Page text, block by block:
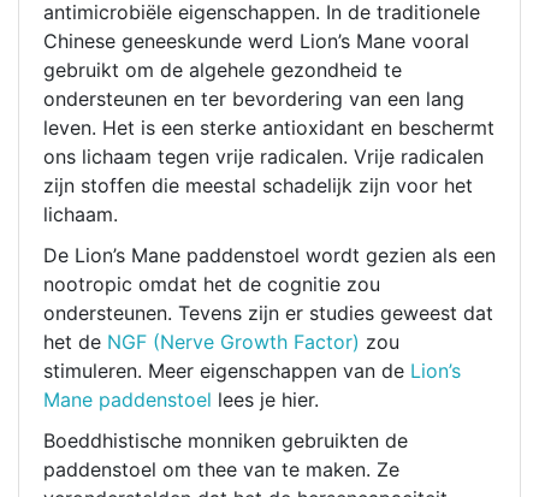
antimicrobiële eigenschappen. In de traditionele
Chinese geneeskunde werd Lion’s Mane vooral
gebruikt om de algehele gezondheid te
ondersteunen en ter bevordering van een lang
leven. Het is een sterke antioxidant en beschermt
ons lichaam tegen vrije radicalen. Vrije radicalen
zijn stoffen die meestal schadelijk zijn voor het
lichaam.
De Lion’s Mane paddenstoel wordt gezien als een
nootropic omdat het de cognitie zou
ondersteunen. Tevens zijn er studies geweest dat
het de NGF (Nerve Growth Factor) zou
stimuleren. Meer eigenschappen van de Lion’s
Mane paddenstoel lees je hier.
Boeddhistische monniken gebruikten de
paddenstoel om thee van te maken. Ze